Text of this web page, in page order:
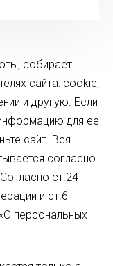
собирает
сайта: cookie,
и другую. Если
для ее
сайт. Вся
согласно
ст.24
и ст.6
персональных